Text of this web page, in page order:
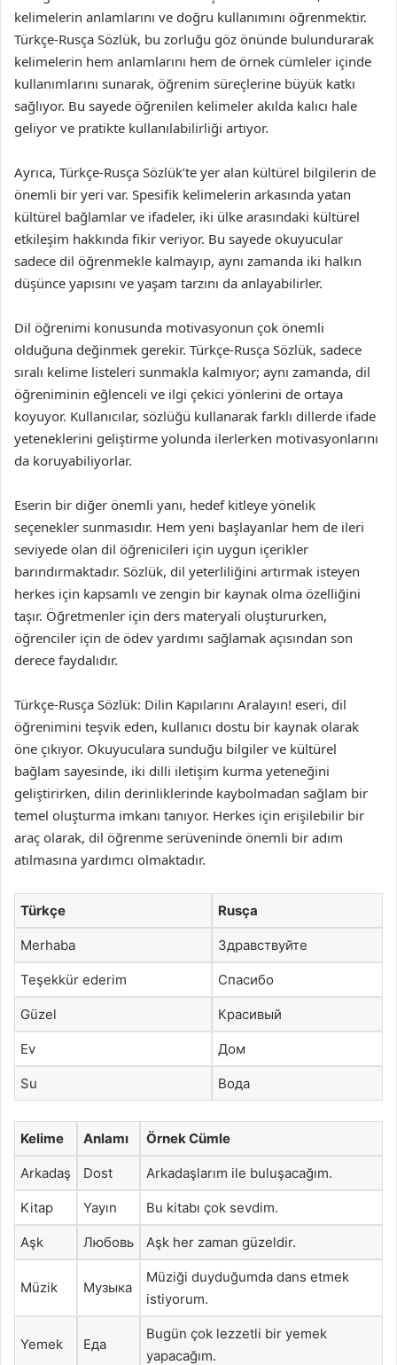
kelimelerin anlamlarını ve doğru kullanımını öğrenmektir.
Türkçe-Rusça Sözlük, bu zorluğu göz önünde bulundurarak
kelimelerin hem anlamlarını hem de örnek cümleler içinde
kullanımlarını sunarak, öğrenim süreçlerine büyük katkı
sağlıyor. Bu sayede öğrenilen kelimeler akılda kalıcı hale
geliyor ve pratikte kullanılabilirliği artıyor.
Ayrıca, Türkçe-Rusça Sözlük’te yer alan kültürel bilgilerin de
önemli bir yeri var. Spesifik kelimelerin arkasında yatan
kültürel bağlamlar ve ifadeler, iki ülke arasındaki kültürel
etkileşim hakkında fikir veriyor. Bu sayede okuyucular
sadece dil öğrenmekle kalmayıp, aynı zamanda iki halkın
düşünce yapısını ve yaşam tarzını da anlayabilirler.
Dil öğrenimi konusunda motivasyonun çok önemli
olduğuna değinmek gerekir. Türkçe-Rusça Sözlük, sadece
sıralı kelime listeleri sunmakla kalmıyor; aynı zamanda, dil
öğreniminin eğlenceli ve ilgi çekici yönlerini de ortaya
koyuyor. Kullanıcılar, sözlüğü kullanarak farklı dillerde ifade
yeteneklerini geliştirme yolunda ilerlerken motivasyonlarını
da koruyabiliyorlar.
Eserin bir diğer önemli yanı, hedef kitleye yönelik
seçenekler sunmasıdır. Hem yeni başlayanlar hem de ileri
seviyede olan dil öğrenicileri için uygun içerikler
barındırmaktadır. Sözlük, dil yeterliliğini artırmak isteyen
herkes için kapsamlı ve zengin bir kaynak olma özelliğini
taşır. Öğretmenler için ders materyali oluştururken,
öğrenciler için de ödev yardımı sağlamak açısından son
derece faydalıdır.
Türkçe-Rusça Sözlük: Dilin Kapılarını Aralayın! eseri, dil
öğrenimini teşvik eden, kullanıcı dostu bir kaynak olarak
öne çıkıyor. Okuyuculara sunduğu bilgiler ve kültürel
bağlam sayesinde, iki dilli iletişim kurma yeteneğini
geliştirirken, dilin derinliklerinde kaybolmadan sağlam bir
temel oluşturma imkanı tanıyor. Herkes için erişilebilir bir
araç olarak, dil öğrenme serüveninde önemli bir adım
atılmasına yardımcı olmaktadır.
Türkçe Rusça
Merhaba Здравствуйте
Teşekkür ederim Спасибо
Güzel Красивый
Ev Дом
Su Вода
Kelime Anlamı Örnek Cümle
Arkadaş Dost Arkadaşlarım ile buluşacağım.
Kitap Yayın Bu kitabı çok sevdim.
Aşk Любовь Aşk her zaman güzeldir.
Müzik Музыка
Müziği duyduğumda dans etmek
istiyorum.
Yemek Еда
Bugün çok lezzetli bir yemek
yapacağım.